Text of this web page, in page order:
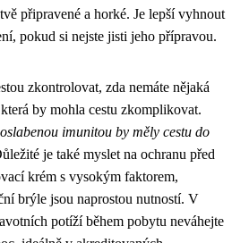
připravené a horké. Je lepší vyhnout
pokud si nejste jisti jeho přípravou.
zkontrolovat, zda nemáte nějaká
by mohla cestu zkomplikovat.
imunitou by měly cestu do
je také myslet na ochranu před
krém s vysokým faktorem,
brýle jsou naprostou nutností. V
potíží během pobytu neváhejte